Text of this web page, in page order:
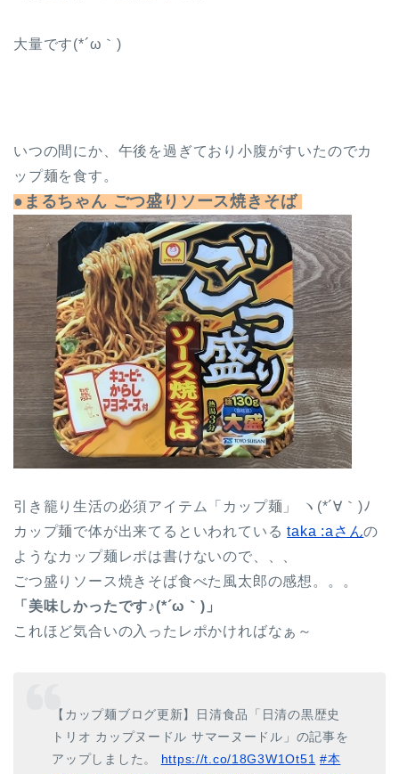
大量です(*´ω｀)
いつの間にか、午後を過ぎており小腹がすいたのでカ
ップ麺を食す。
●まるちゃん ごつ盛りソース焼きそば
引き籠り生活の必須アイテム「カップ麺」 ヽ(*´∀｀)ﾉ
カップ麺で体が出来てるといわれているtaka :aさんの
ようなカップ麺レポは書けないので、、、
ごつ盛りソース焼きそば食べた風太郎の感想。。。
「美味しかったです♪(*´ω｀)」
これほど気合いの入ったレポかければなぁ～
【カップ麺ブログ更新】日清食品「日清の黒歴史
トリオ カップヌードル サマーヌードル」の記事を
アップしました。 https://t.co/18G3W1Ot51 #本